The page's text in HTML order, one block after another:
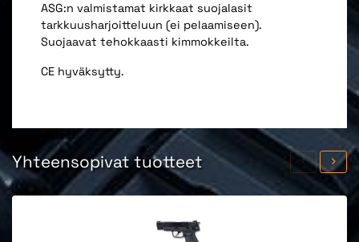
ASG:n valmistamat kirkkaat suojalasit
tarkkuusharjoitteluun (ei pelaamiseen).
Suojaavat tehokkaasti kimmokkeilta.
CE hyväksytty.
Yhteensopivat tuotteet